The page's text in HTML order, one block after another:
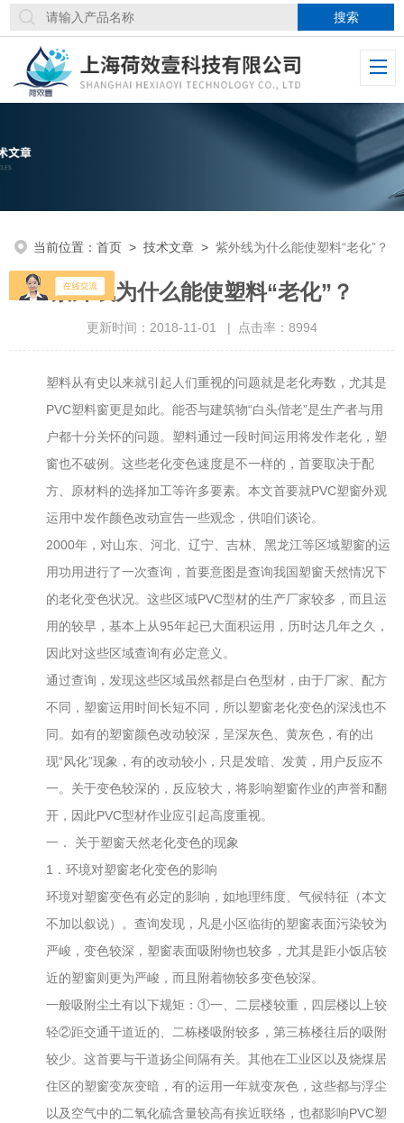
当前位置：首页 >技术文章 >紫外线为什么能使塑料“老化”？
紫外线为什么能使塑料“老化”？
更新时间：2018-11-01 | 点击率：8994
塑料从有史以来就引起人们重视的问题就是老化寿数，尤其是
PVC塑料窗更是如此。能否与建筑物“白头偕老”是生产者与用
户都十分关怀的问题。塑料通过一段时间运用将发作老化，塑
窗也不破例。这些老化变色速度是不一样的，首要取决于配
方、原材料的选择加工等许多要素。本文首要就PVC塑窗外观
运用中发作颜色改动宣告一些观念，供咱们谈论。
2000年，对山东、河北、辽宁、吉林、黑龙江等区域塑窗的运
用功用进行了一次查询，首要意图是查询我国塑窗天然情况下
的老化变色状况。这些区域PVC型材的生产厂家较多，而且运
用的较早，基本上从95年起已大面积运用，历时达几年之久，
因此对这些区域查询有必定意义。
通过查询，发现这些区域虽然都是白色型材，由于厂家、配方
不同，塑窗运用时间长短不同，所以塑窗老化变色的深浅也不
同。如有的塑窗颜色改动较深，呈深灰色、黄灰色，有的出
现“风化”现象，有的改动较小，只是发暗、发黄，用户反应不
一。关于变色较深的，反应较大，将影响塑窗作业的声誉和翻
开，因此PVC型材作业应引起高度重视。
一． 关于塑窗天然老化变色的现象
1．环境对塑窗老化变色的影响
环境对塑窗变色有必定的影响，如地理纬度、气候特征（本文
不加以叙说）。查询发现，凡是小区临街的塑窗表面污染较为
严峻，变色较深，塑窗表面吸附物也较多，尤其是距小饭店较
近的塑窗则更为严峻，而且附着物较多变色较深。
一般吸附尘土有以下规矩：①一、二层楼较重，四层楼以上较
轻②距交通干道近的、二栋楼吸附较多，第三栋楼往后的吸附
较少。这首要与干道扬尘间隔有关。其他在工业区以及烧煤居
住区的塑窗变灰变暗，有的运用一年就变灰色，这些都与浮尘
以及空气中的二氧化硫含量较高有挨近联络，也都影响PVC塑